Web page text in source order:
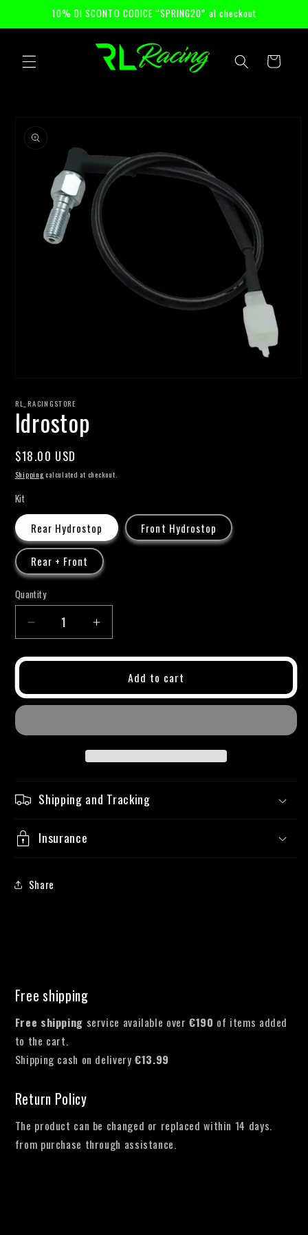
Skip to
content
10% DI SCONTO CODICE “SPRING20” al checkout
Cart
product
information
1
in
modal
RL_RACINGSTORE
Idrostop
Regular
price
$18.00 USD
Shippingcalculated at checkout.
Kit
Rear Hydrostop Front Hydrostop
Rear + Front
Quantity
Quantity
Decrease
quantity
for
Increase
quantity
for
IdrostopAdd to cart
Shipping and Tracking
Insurance
Share
Free shipping
Free shipping service available over€190 of items added
to the cart.
Shipping cash on delivery€13.99
Return Policy
The product can be changed or replaced within 14 days.
from purchase through assistance.